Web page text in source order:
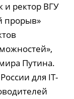
и ректор ВГУ
прорыв»
Путина.
для IT-